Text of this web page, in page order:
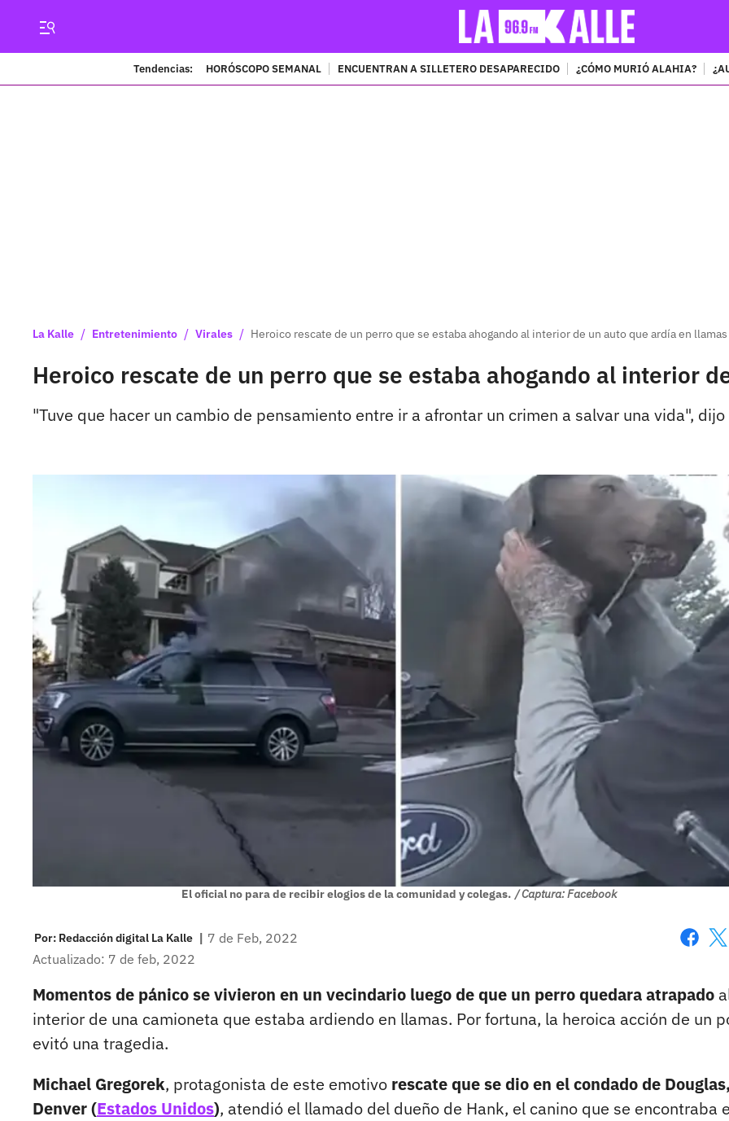
Tendencias: HORÓSCOPO SEMANAL ENCUENTRAN A SILLETERO DESAPARECIDO ¿CÓMO MURIÓ ALAHIA?
La Kalle / Entretenimiento / Virales / Heroico rescate de un perro que se estaba ahogando al interior de un auto que ardía en llamas
Heroico rescate de un perro que se estaba ahogando al interior
"Tuve que hacer un cambio de pensamiento entre ir a afrontar un crimen a salvar una vida",
El oficial no para de recibir elogios de la comunidad y colegas. / Captura: Facebook
Por: Redacción digital La Kalle | 7 de Feb, 2022
Actualizado: 7 de feb, 2022
Momentos de pánico se vivieron en un vecindario luego de que un perro quedara atrapado
interior de una camioneta que estaba ardiendo en llamas. Por fortuna, la heroica acción de un
evitó una tragedia.
Michael Gregorek, protagonista de este emotivo rescate que se dio en el condado de
Denver (Estados Unidos), atendió el llamado del dueño de Hank, el canino que se encontraba